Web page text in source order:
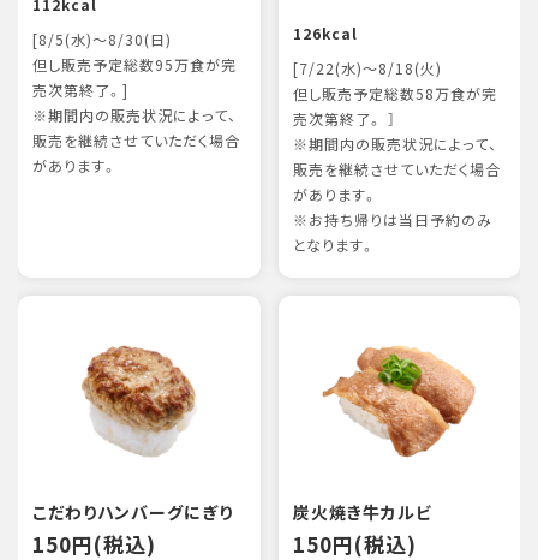
112kcal
[8/5(水)～8/30(日)
但し販売予定総数95万食が完
売次第終了。]
※期間内の販売状況によって、
販売を継続させていただく場合
があります。
126kcal
[7/22(水)～8/18(火)
但し販売予定総数58万食が完
売次第終了。 ］
※期間内の販売状況によって、
販売を継続させていただく場合
があります。
※お持ち帰りは当日予約のみ
となります。
こだわりハンバーグにぎり
150円(税込)
炭火焼き牛カルビ
150円(税込)